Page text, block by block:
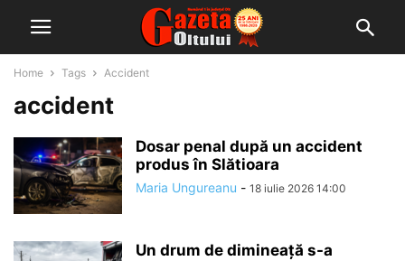
Home Tags Accident
accident
Dosar penal după un accident
produs în Slătioara
Maria Ungureanu - 18 iulie 2026 14:00
Un drum de dimineață s-a